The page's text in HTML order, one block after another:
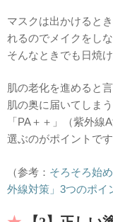
マスクは出かけると
れるのでメイクをし
そんなときでも日焼
肌の老化を進めると
肌の奥に届いてしま
「PA＋＋」（紫外
選ぶのがポイントです
（参考： そろそろ始
外線対策」3つのポイ